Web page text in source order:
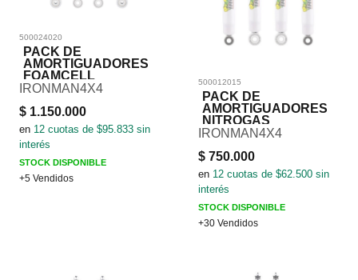
500024020
PACK DE
AMORTIGUADORES
FOAMCELL
IRONMAN4X4
$ 1.150.000
en 12 cuotas de $95.833 sin
interés
STOCK DISPONIBLE
+5 Vendidos
500012015
PACK DE
AMORTIGUADORES
NITROGAS
IRONMAN4X4
$ 750.000
en 12 cuotas de $62.500 sin
interés
STOCK DISPONIBLE
+30 Vendidos